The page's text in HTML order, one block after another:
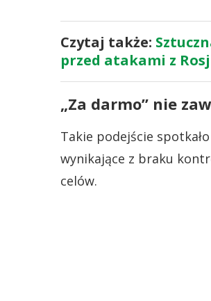
Czytaj także:
przed atakami z
„Za darmo” nie
Takie podejście
wynikające z braku
celów.